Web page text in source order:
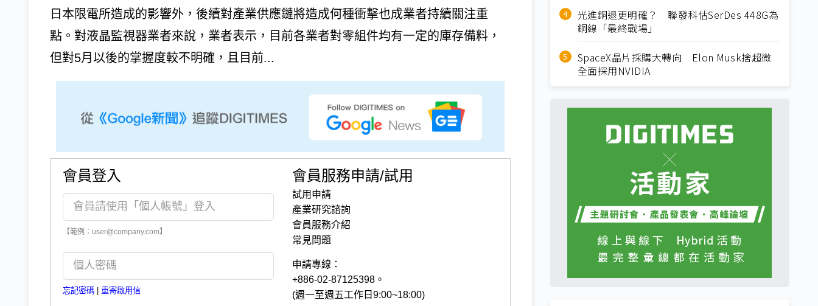
日本限電所造成的影響外，後續對產業供應鏈將造成何種衝擊也成業者持續關注重
點。對液晶監視器業者來說，業者表示，目前各業者對零組件均有一定的庫存備料，
但對5月以後的掌握度較不明確，且目前...
會員登入
【範例：user@company.com】
忘記密碼 重寄啟用信
會員服務申請/試用
試用申請
產業研究諮詢
會員服務介紹
常見問題
申請專線：
+886-02-87125398。
(週一至週五工作日9:00~18:00)
光進銅退更明確？ 聯發科估SerDes 448G為
銅線「最終戰場」
SpaceX晶片採購大轉向 Elon Musk捨超微
全面採用NVIDIA